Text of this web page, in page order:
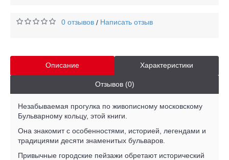
0 отзывов / Написать отзыв
Описание Характеристики
Отзывов (0)
Незабываемая прогулка по живописному московскому
Бульварному кольцу, этой книги.
Она знакомит с особенностями, историей, легендами и
традициями десяти знаменитых бульваров.
Привычные городские пейзажи обретают исторический